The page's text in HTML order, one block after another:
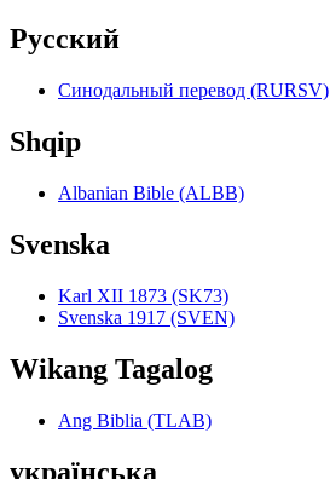
Pyccкий
Синодальный перевод (RURSV)
Shqip
Albanian Bible (ALBB)
Svenska
Karl XII 1873 (SK73)
Svenska 1917 (SVEN)
Wikang Tagalog
Ang Biblia (TLAB)
українська